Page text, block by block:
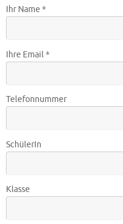
Ihr Name *
Ihre Email *
Telefonnummer
SchülerIn
Klasse